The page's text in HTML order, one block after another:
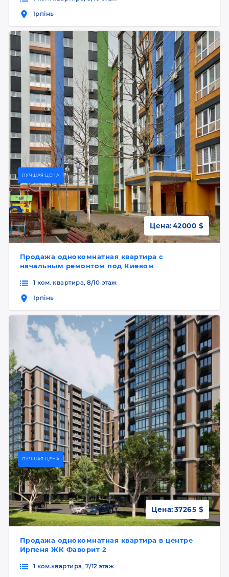
Ірпінь
ЛУЧШАЯ ЦЕНА
Продажа однокомнатная квартира с
начальным ремонтом под Киевом
Цена:42000 $
1 ком. квартира, 8/10 этаж
Ірпінь
ЛУЧШАЯ ЦЕНА
Продажа однокомнатная квартира в центре
Ирпеня ЖК Фаворит 2
Цена:37265 $
1 ком.квартира, 7/12 этаж